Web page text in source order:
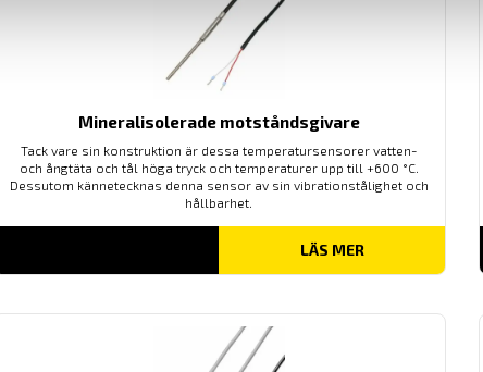
Mineralisolerade motståndsgivare
Tack vare sin konstruktion är dessa temperatursensorer vatten-
och ångtäta och tål höga tryck och temperaturer upp till +600 °C.
Dessutom kännetecknas denna sensor av sin vibrationstålighet och
hållbarhet.
LÄS MER